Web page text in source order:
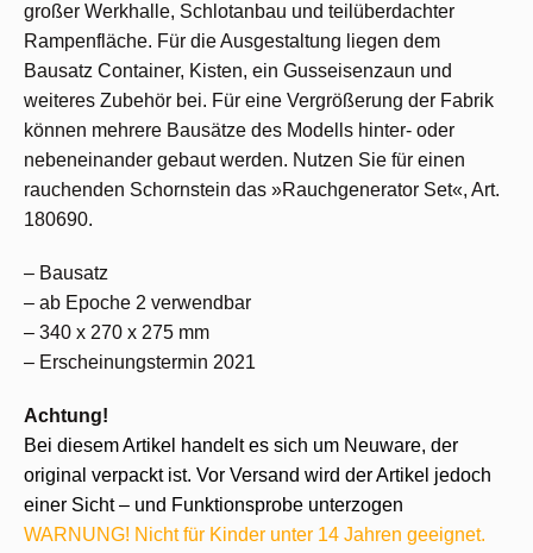
großer Werkhalle, Schlotanbau und teilüberdachter
Rampenfläche. Für die Ausgestaltung liegen dem
Bausatz Container, Kisten, ein Gusseisenzaun und
weiteres Zubehör bei. Für eine Vergrößerung der Fabrik
können mehrere Bausätze des Modells hinter- oder
nebeneinander gebaut werden. Nutzen Sie für einen
rauchenden Schornstein das »Rauchgenerator Set«, Art.
180690.
– Bausatz
– ab Epoche 2 verwendbar
– 340 x 270 x 275 mm
– Erscheinungstermin 2021
Achtung!
Bei diesem Artikel handelt es sich um Neuware, der
original verpackt ist. Vor Versand wird der Artikel jedoch
einer Sicht – und Funktionsprobe unterzogen
WARNUNG! Nicht für Kinder unter 14 Jahren geeignet.